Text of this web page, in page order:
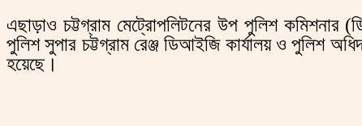
এছাড়াও চট্টগ্রাম মেট্রোপলিটনের উপ পুলিশ কমিশনার
পুলিশ সুপার চট্টগ্রাম রেঞ্জ ডিআইজি কার্যালয় ও পুলিশ
হয়েছে।